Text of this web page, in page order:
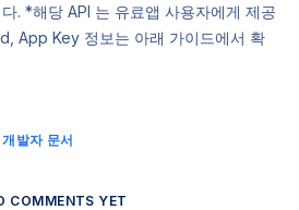
. *해당 API 는 유료앱 사용자에게 제공
App Key 정보는 아래 가이드에서 확
,개발자 문서
COMMENTS YET